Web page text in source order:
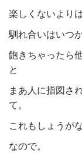
楽しくないより
馴れ合いはいつ
飽きちゃったら
と
まあ人に指図さ
て。
これもしょうが
なので。